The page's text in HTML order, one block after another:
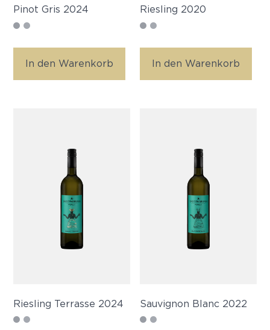
Pinot Gris 2024
In den Warenkorb
Riesling 2020
In den Warenkorb
Riesling Terrasse 2024 Sauvignon Blanc 2022